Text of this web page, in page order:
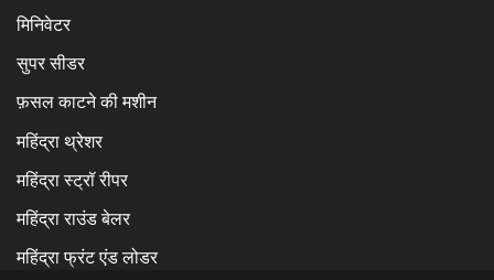
मिनिवेटर
सुपर सीडर
फ़सल काटने की मशीन
महिंद्रा थ्रेशर
महिंद्रा स्ट्रॉ रीपर
महिंद्रा राउंड बेलर
महिंद्रा फ्रंट एंड लोडर